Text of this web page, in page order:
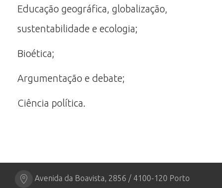
Educação geográfica, globalização,
sustentabilidade e ecologia;
Bioética;
Argumentação e debate;
Ciência política.
Avenida da Boavista, 2856 / 4100-120 Porto